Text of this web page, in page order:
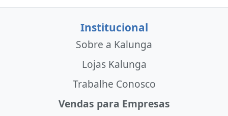
Institucional
Sobre a Kalunga
Lojas Kalunga
Trabalhe Conosco
Vendas para Empresas